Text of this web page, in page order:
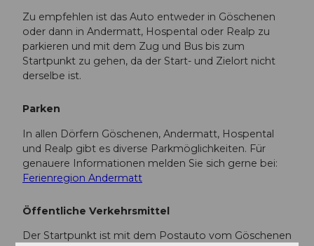
Zu empfehlen ist das Auto entweder in Göschenen
oder dann in Andermatt, Hospental oder Realp zu
parkieren und mit dem Zug und Bus bis zum
Startpunkt zu gehen, da der Start- und Zielort nicht
derselbe ist.
Parken
In allen Dörfern Göschenen, Andermatt, Hospental
und Realp gibt es diverse Parkmöglichkeiten. Für
genauere Informationen melden Sie sich gerne bei:
Ferienregion Andermatt
Öffentliche Verkehrsmittel
Der Startpunkt ist mit dem Postauto vom Göschenen